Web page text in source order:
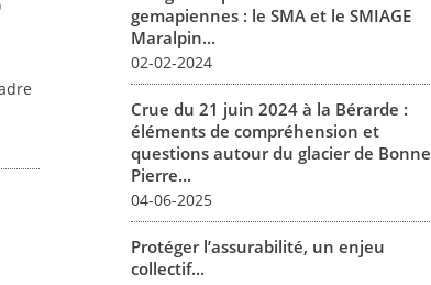
gemapiennes : le SMA et le SMIAGE
Maralpin...
02-02-2024
Crue du 21 juin 2024 à la Bérarde :
éléments de compréhension et
questions autour du glacier de Bonne
Pierre...
04-06-2025
Protéger l’assurabilité, un enjeu
collectif...